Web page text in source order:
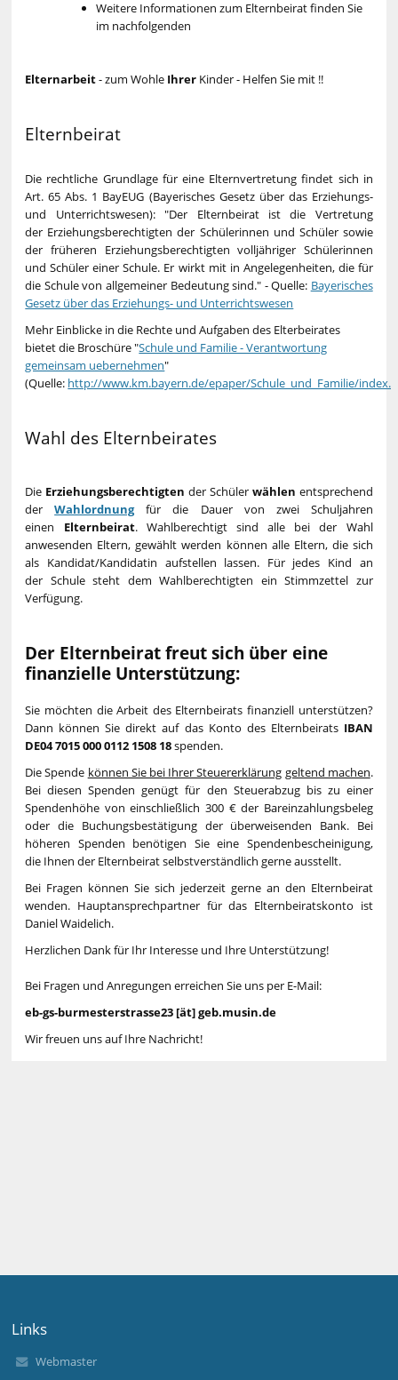
Weitere Informationen zum Elternbeirat finden Sie
im nachfolgenden
Elternarbeit- zum Wohle Ihrer Kinder - Helfen Sie mit !!
Elternbeirat
Die rechtliche Grundlage für eine Elternvertretung findet sich in
Art. 65 Abs. 1 BayEUG (Bayerisches Gesetz über das Erziehungs-
und Unterrichtswesen): "Der Elternbeirat ist die Vertretung
der Erziehungsberechtigten der Schülerinnen und Schüler sowie
der früheren Erziehungsberechtigten volljähriger Schülerinnen
und Schüler einer Schule. Er wirkt mit in Angelegenheiten, die für
die Schule von allgemeiner Bedeutung sind." - Quelle: Bayerisches
Gesetz über das Erziehungs- und Unterrichtswesen
Mehr Einblicke in die Rechte und Aufgaben des Elterbeirates
bietet die Broschüre "Schule und Familie - Verantwortung
gemeinsam uebernehmen"
(Quelle: http://www.km.bayern.de/epaper/Schule_und_Familie/
Wahl des Elternbeirates
Die Erziehungsberechtigten der Schüler wählen entsprechend
derWahlordnungfür die Dauer von zwei Schuljahren
einen Elternbeirat. Wahlberechtigt sind alle bei der Wahl
anwesenden Eltern, gewählt werden können alle Eltern, die sich
als Kandidat/Kandidatin aufstellen lassen. Für jedes Kind an
der Schule steht dem Wahlberechtigten ein Stimmzettel zur
Verfügung.
Der Elternbeirat freut sich über eine
finanzielle Unterstützung:
Sie möchten die Arbeit des Elternbeirats finanziell unterstützen?
Dann können Sie direkt auf das Konto des Elternbeirats IBAN
DE04 7015 000 0112 1508 18spenden.
Die Spende können Sie bei Ihrer Steuererklärung geltend machen.
Bei diesen Spenden genügt für den Steuerabzug bis zu einer
Spendenhöhe von einschließlich 300 € der Bareinzahlungsbeleg
oder die Buchungsbestätigung der überweisenden Bank. Bei
höheren Spenden benötigen Sie eine Spendenbescheinigung,
die Ihnen der Elternbeirat selbstverständlich gerne ausstellt.
Bei Fragen können Sie sich jederzeit gerne an den Elternbeirat
wenden. Hauptansprechpartner für das Elternbeiratskonto ist
Daniel Waidelich.
Herzlichen Dank für Ihr Interesse und Ihre Unterstützung!
Bei Fragen und Anregungen erreichen Sie uns per E-Mail:
eb-gs-burmesterstrasse23 [ät] geb.musin.de
Wir freuen uns auf Ihre Nachricht!
Links
Webmaster